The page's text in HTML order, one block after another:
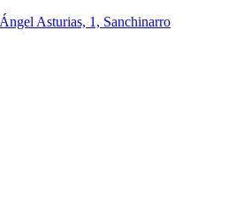
Asturias, 1, Sanchinarro